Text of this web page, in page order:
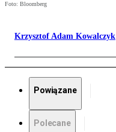
Foto: Bloomberg
Krzysztof Adam Kowalczyk
Powiązane
Polecane